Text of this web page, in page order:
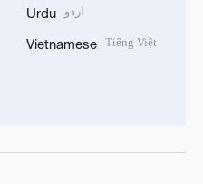
Urdu اردو
Vietnamese Tiếng Việt